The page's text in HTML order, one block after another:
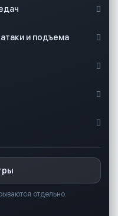
и подъема
отдельно.